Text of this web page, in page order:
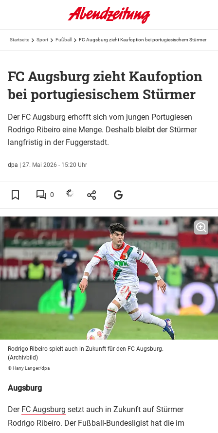
Startseite Sport Fußball FC Augsburg zieht Kaufoption bei portugiesischem Stürmer
FC Augsburg zieht Kaufoption
bei portugiesischem Stürmer
Der FC Augsburg erhofft sich vom jungen Portugiesen
Rodrigo Ribeiro eine Menge. Deshalb bleibt der Stürmer
langfristig in der Fuggerstadt.
dpa | 27. Mai 2026 - 15:20 Uhr
0
Rodrigo Ribeiro spielt auch in Zukunft für den FC Augsburg.
(Archivbild)
© Harry Langer/dpa
Augsburg
Der FC Augsburg setzt auch in Zukunft auf Stürmer
Rodrigo Ribeiro. Der Fußball-Bundesligist hat die im